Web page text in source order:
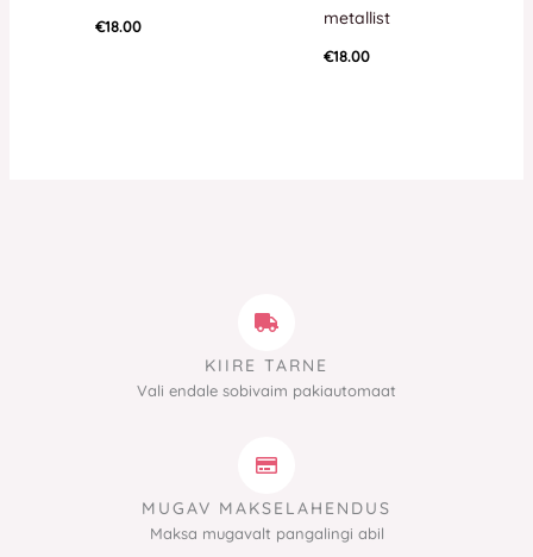
€18.00
metallist
€18.00
KIIRE TARNE
Vali endale sobivaim pakiautomaat
MUGAV MAKSELAHENDUS
Maksa mugavalt pangalingi abil